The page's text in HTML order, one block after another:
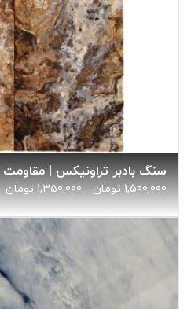
1,500,000 تومان 1,350,000 تومان